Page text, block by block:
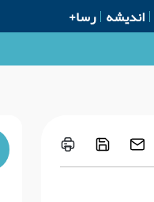
اندیشه رسا+